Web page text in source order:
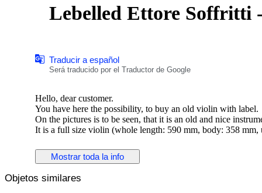
Traducir a español
Será traducido por el Traductor de Google
Hello, dear customer.
You have here the possibility, to buy an old violin with label.
On the pictures is to be seen, that it is an old and nice
It is a full size violin (whole length: 590 mm, body: 358
Ettore Soffritti
Vincitore del Concorao indetto dalla
Mostrar toda la info
Objetos similares